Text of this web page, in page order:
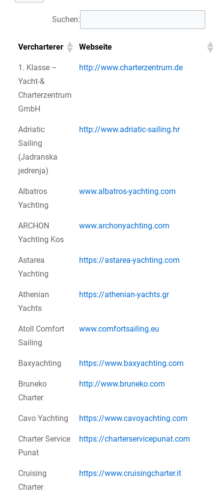
Suchen:
Vercharterer Webseite
1. Klasse –
Yacht-&
Charterzentrum
GmbH
http://www.charterzentrum.de
Adriatic
Sailing
(Jadranska
jedrenja)
http://www.adriatic-sailing.hr
Albatros
Yachting
www.albatros-yachting.com
ARCHON
Yachting Kos
www.archonyachting.com
Astarea
Yachting
https://astarea-yachting.com
Athenian
Yachts
https://athenian-yachts.gr
Atoll Comfort
Sailing
www.comfortsailing.eu
Baxyachting https://www.baxyachting.com
Bruneko
Charter
http://www.bruneko.com
Cavo Yachting https://www.cavoyachting.com
Charter Service
Punat
https://charterservicepunat.com
Cruising
Charter
https://www.cruisingcharter.it